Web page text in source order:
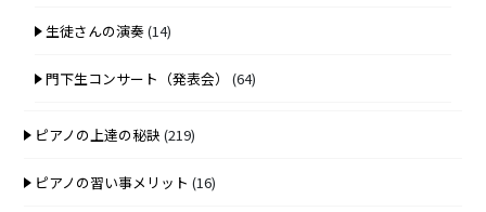
生徒さんの演奏(14)
門下生コンサート（発表会） (64)
ピアノの上達の秘訣 (219)
ピアノの習い事メリット (16)